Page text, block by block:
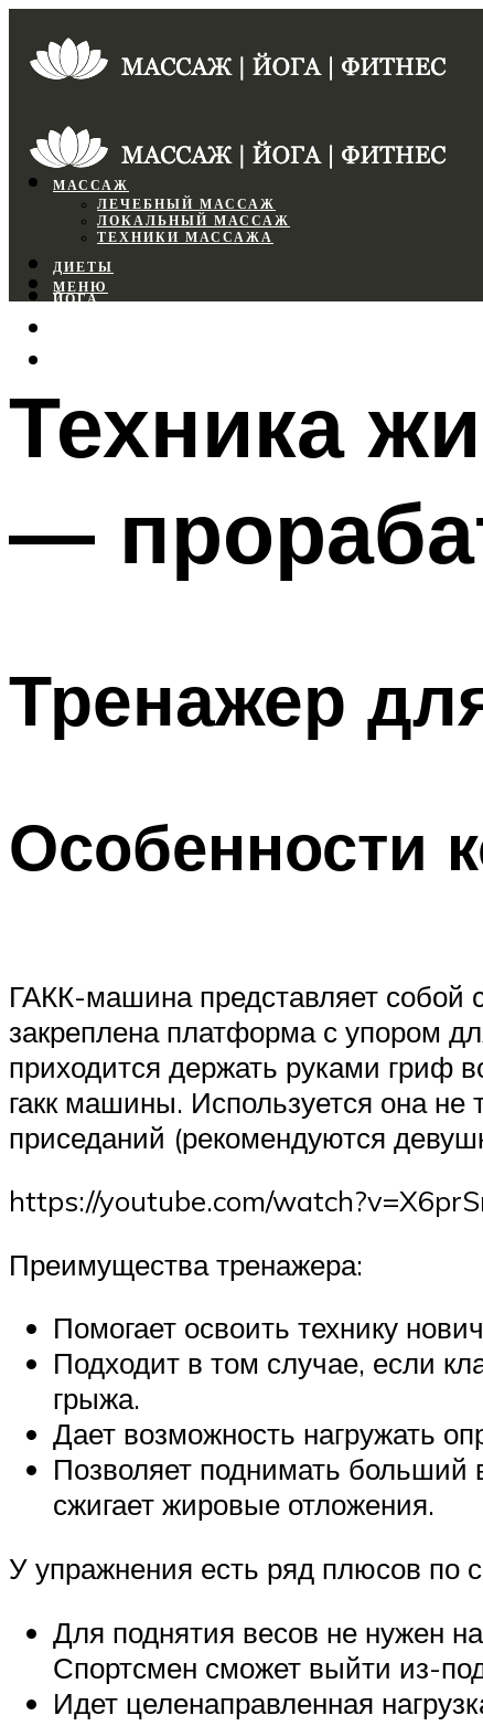
МАССАЖ
ЛЕЧЕБНЫЙ МАССАЖ
ЛОКАЛЬНЫЙ МАССАЖ
ТЕХНИКИ МАССАЖА
ДИЕТЫ
ЙОГА
МЕНЮ
МЕНЮ
Техника
—
Тренажер
Особенности
ГАКК-машина представляет собой
закреплена платформа с упором
приходится держать руками гриф
гакк машины. Используется она не
приседаний (рекомендуются
https://youtube.com/
Преимущества тренажера:
Помогает освоить технику
Подходит в том случае, если
грыжа.
Дает возможность нагружать
Позволяет поднимать больший
сжигает жировые отложения.
У упражнения есть ряд плюсов
Для поднятия весов не нужен
Спортсмен сможет выйти из-
Идет целенаправленная